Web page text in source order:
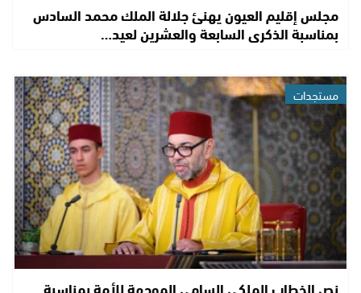
مجلس إقليم العيون يهنئ جلالة الملك محمد السادس
بمناسبة الذكرى السابعة والعشرين لعيد…
مستجدات